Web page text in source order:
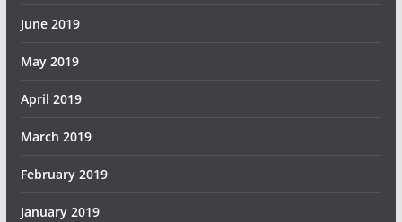
June 2019
May 2019
April 2019
March 2019
February 2019
January 2019